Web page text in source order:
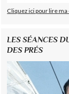
Cliquez ici pour lire
LES SÉANCES
DES PRÉS